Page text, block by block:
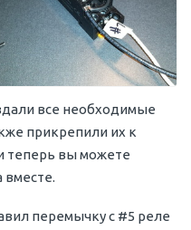
все необходимые
прикрепили их к
теперь вы можете
вместе.
перемычку с #5 реле